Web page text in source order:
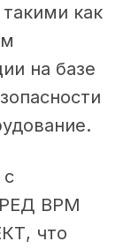
как
на базе
с
РЕД ВРМ
что